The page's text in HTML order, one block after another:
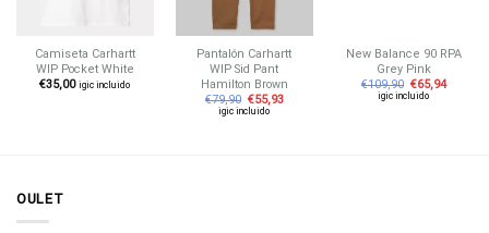
Camiseta Carhartt
WIP Pocket White
€35,00 igic incluido
Pantalón Carhartt
WIP Sid Pant
Hamilton Brown
€79,90 €55,93
igic incluido
New Balance 90 RPA
Grey Pink
€109,90 €65,94
igic incluido
OULET